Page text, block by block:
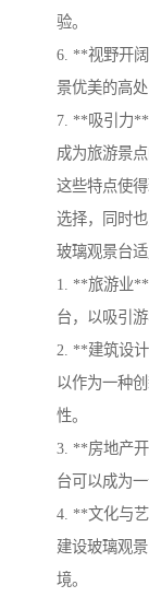
验。
6. **视野开
景优美的高
7. **吸引力
成为旅游景
这些特点使
选择，同时
玻璃观景台
1. **旅游业
台，以吸引
2. **建筑设
以作为一种
性。
3. **房地产
台可以成为
4. **文化与
建设玻璃观
境。